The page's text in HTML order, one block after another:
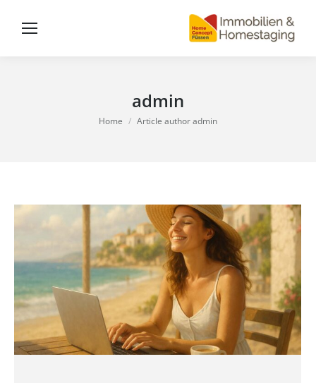
admin
You are here:
Home Article author admin